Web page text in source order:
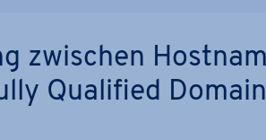
zwischen
Qualified Domain